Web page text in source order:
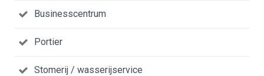
Businesscentrum
Portier
Stomerij / wasserijservice